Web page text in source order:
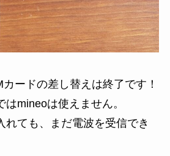
ードの差し替えは終了です！
はmineoは使えません。
れても、まだ電波を受信でき